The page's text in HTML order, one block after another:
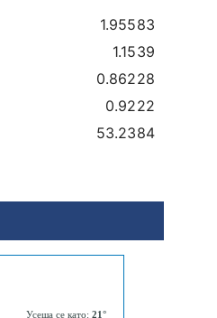
1.95583
1.1539
0.86228
0.9222
53.2384